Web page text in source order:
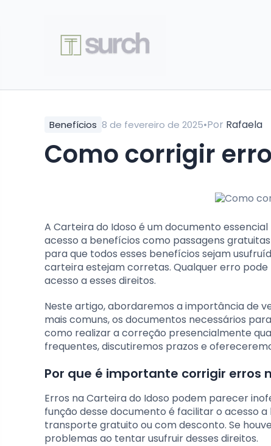
Benefícios 8 de fevereiro de 2025•Por Rafaela
Como corrigir
A Carteira do Idoso é um documento
acesso a benefícios como passagens
para que todos esses benefícios sejam
carteira estejam corretas. Qualquer erro
acesso a esses direitos.
Neste artigo, abordaremos a importância de
mais comuns, os documentos necessários
como realizar a correção presencialmente
frequentes, discutiremos prazos e
Por que é importante corrigir erros
Erros na Carteira do Idoso podem parecer
função desse documento é facilitar o acesso
transporte gratuito ou com desconto. Se
problemas ao tentar usufruir desses direitos.